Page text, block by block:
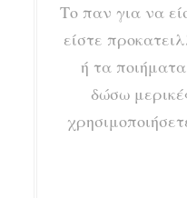
Το παν για να
είστε
ή τα
δώσω